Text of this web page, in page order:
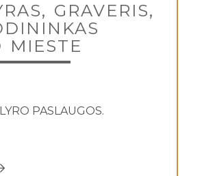
GRAVERIS,
MIESTE
PASLAUGOS.